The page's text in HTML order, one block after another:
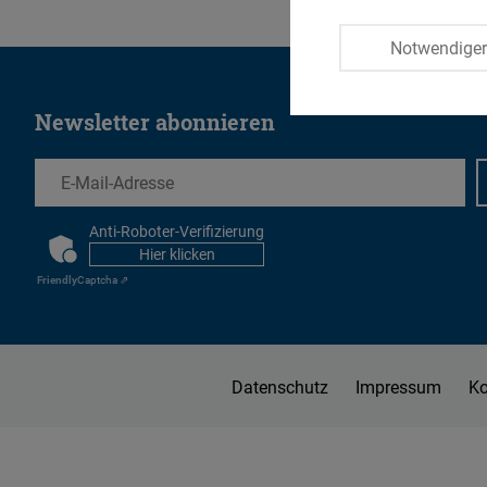
Newsletter abonnieren
EMail
CAPTCHAAnti-Roboter-Verifizierung
Hier klicken
FriendlyCaptcha ⇗
Datenschutz Impressum